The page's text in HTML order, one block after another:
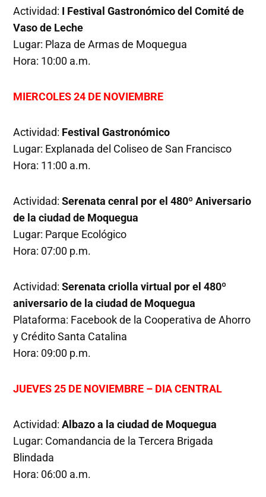
Actividad: I Festival Gastronómico del Comité de
Vaso de Leche
Lugar: Plaza de Armas de Moquegua
Hora: 10:00 a.m.
MIERCOLES 24 DE NOVIEMBRE
Actividad: Festival Gastronómico
Lugar: Explanada del Coliseo de San Francisco
Hora: 11:00 a.m.
Actividad:Serenata cenral por el 480º Aniversario
de la ciudad de Moquegua
Lugar: Parque Ecológico
Hora: 07:00 p.m.
Actividad:Serenata criolla virtual por el 480º
aniversario de la ciudad de Moquegua
Plataforma: Facebook de la Cooperativa de Ahorro
y Crédito Santa Catalina
Hora: 09:00 p.m.
JUEVES 25 DE NOVIEMBRE – DIA CENTRAL
Actividad:Albazo a la ciudad de Moquegua
Lugar: Comandancia de la Tercera Brigada
Blindada
Hora: 06:00 a.m.